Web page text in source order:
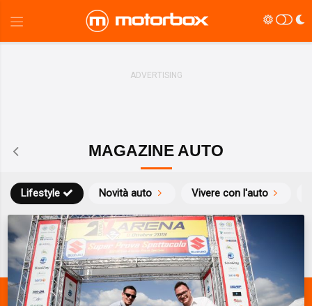
MAGAZINE AUTO
Novità auto Vivere con l'auto
Lifestyle